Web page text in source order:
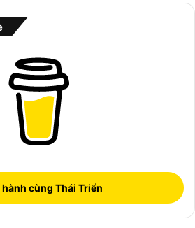
cùng Thái Triển